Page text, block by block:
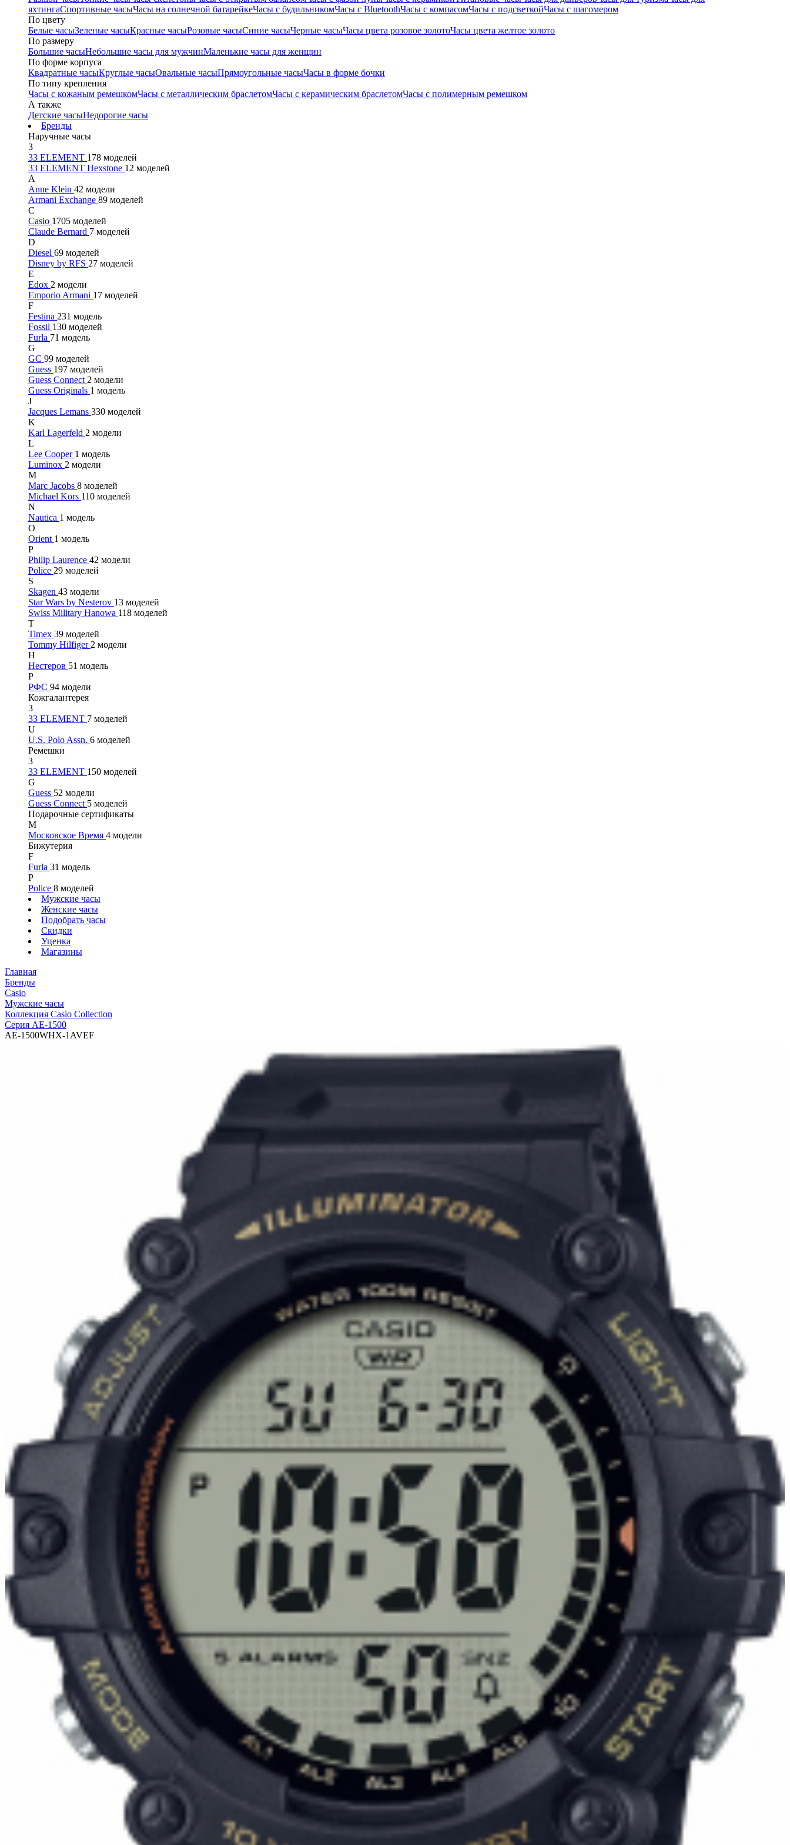
яхтингаСпортивные часыЧасы на солнечной батарейкеЧасы с будильникомЧасы с BluetoothЧасы с компасомЧасы с подсветкойЧасы с шагомером
По цвету
Белые часыЗеленые часыКрасные часыРозовые часыСиние часыЧерные часыЧасы цвета розовое золотоЧасы цвета желтое золото
По размеру
Большие часыНебольшие часы для мужчинМаленькие часы для женщин
По форме корпуса
Квадратные часыКруглые часыОвальные часыПрямоугольные часыЧасы в форме бочки
По типу крепления
Часы с кожаным ремешкомЧасы с металлическим браслетомЧасы с керамическим браслетомЧасы с полимерным ремешком
А также
Детские часыНедорогие часы
Бренды
Наручные часы
3
33 ELEMENT 178 моделей
33 ELEMENT Hexstone 12 моделей
A
Anne Klein 42 модели
Armani Exchange 89 моделей
C
Casio 1705 моделей
Claude Bernard 7 моделей
D
Diesel 69 моделей
Disney by RFS 27 моделей
E
Edox 2 модели
Emporio Armani 17 моделей
F
Festina 231 модель
Fossil 130 моделей
Furla 71 модель
G
GC 99 моделей
Guess 197 моделей
Guess Connect 2 модели
Guess Originals 1 модель
J
Jacques Lemans 330 моделей
K
Karl Lagerfeld 2 модели
L
Lee Cooper 1 модель
Luminox 2 модели
M
Marc Jacobs 8 моделей
Michael Kors 110 моделей
N
Nautica 1 модель
O
Orient 1 модель
P
Philip Laurence 42 модели
Police 29 моделей
S
Skagen 43 модели
Star Wars by Nesterov 13 моделей
Swiss Military Hanowa 118 моделей
T
Timex 39 моделей
Tommy Hilfiger 2 модели
Н
Нестеров 51 модель
Р
РФС 94 модели
Кожгалантерея
3
33 ELEMENT 7 моделей
U
U.S. Polo Assn. 6 моделей
Ремешки
3
33 ELEMENT 150 моделей
G
Guess 52 модели
Guess Connect 5 моделей
Подарочные сертификаты
М
Московское Время 4 модели
Бижутерия
F
Furla 31 модель
P
Police 8 моделей
Мужские часы
Женские часы
Подобрать часы
Скидки
Уценка
Магазины
Главная
Бренды
Casio
Мужские часы
Коллекция Casio Collection
Серия AE-1500
AE-1500WHX-1AVEF